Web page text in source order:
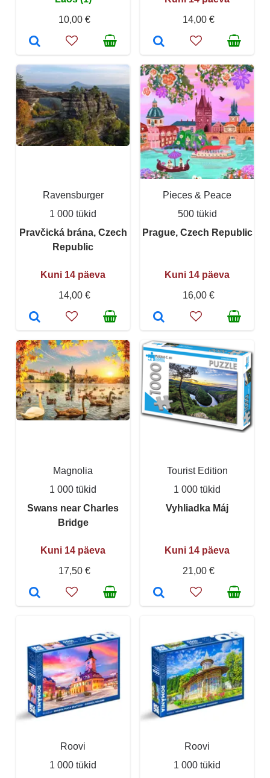
10,00 €
14,00 €
Ravensburger
1 000 tükid
Pravčická brána, Czech
Republic
Kuni 14 päeva
14,00 €
Pieces & Peace
500 tükid
Prague, Czech Republic
Kuni 14 päeva
16,00 €
Magnolia
1 000 tükid
Swans near Charles
Bridge
Kuni 14 päeva
17,50 €
Tourist Edition
1 000 tükid
Vyhliadka Máj
Kuni 14 päeva
21,00 €
Roovi
1 000 tükid
Roovi
1 000 tükid